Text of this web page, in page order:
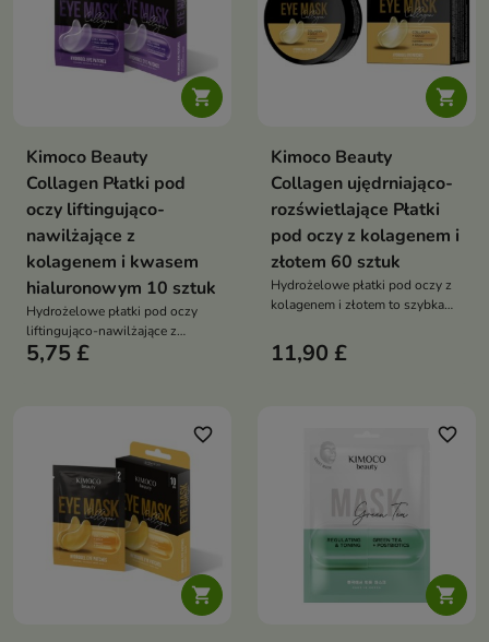

Kimoco Beauty
Collagen Płatki pod
oczy liftingująco-
nawilżające z
kolagenem i kwasem
hialuronowym 10 sztuk
Hydrożelowe płatki pod oczy
liftingująco-nawilżające z
kolagenem i kwasem
ją nawilżyć. Skóra pod oczami
staje się bardziej napięta,
elastyczna i odświeżona
5,75 £

Kimoco Beauty
Collagen ujędrniająco-
rozświetlające Płatki
pod oczy z kolagenem i
złotem 60 sztuk
Hydrożelowe płatki pod oczy z
kolagenem i złotem to szybka
skórę, rozświetlić spojrzenie i
zmniejszyć oznaki zmęczenia.
11,90 £

favorite_border

favorite_border